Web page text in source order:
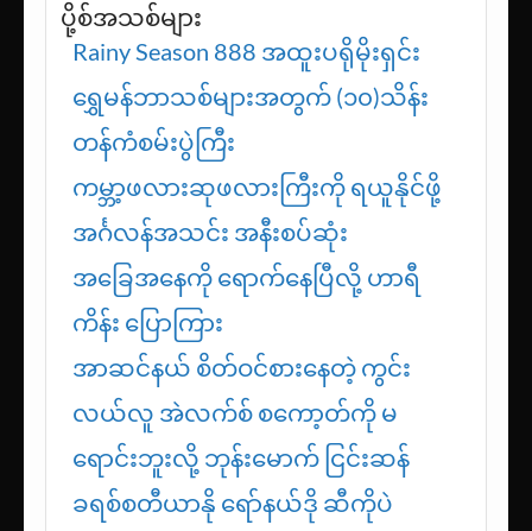
ပို့စ်အသစ်များ
Rainy Season 888 အထူးပရိုမိုးရှင်း
ရွှေမန်ဘာသစ်များအတွက် (၁၀)သိန်း
တန်ကံစမ်းပွဲကြီး
ကမ္ဘာ့ဖလားဆုဖလားကြီးကို ရယူနိုင်ဖို့
အင်္ဂလန်အသင်း အနီးစပ်ဆုံး
အခြေအနေကို ရောက်နေပြီလို့ ဟာရီ
ကိန်း ပြောကြား
အာဆင်နယ် စိတ်ဝင်စားနေတဲ့ ကွင်း
လယ်လူ အဲလက်စ် စကော့တ်ကို မ
ရောင်းဘူးလို့ ဘုန်းမောက် ငြင်းဆန်
ခရစ်စတီယာနို ရော်နယ်ဒို ဆီကိုပဲ